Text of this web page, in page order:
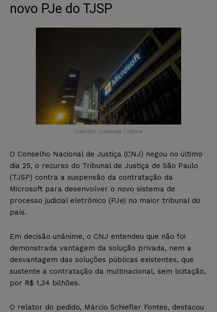
novo PJe do TJSP
Créditos: Lukassek | iStock
O Conselho Nacional de Justiça (CNJ) negou no último
dia 25, o recurso do Tribunal de Justiça de São Paulo
(TJSP) contra a suspensão da contratação da
Microsoft para desenvolver o novo sistema de
processo judicial eletrônico (PJe) no maior tribunal do
país.
Em decisão unânime, o CNJ entendeu que não foi
demonstrada vantagem da solução privada, nem a
desvantagem das soluções públicas existentes, que
sustente a contratação da multinacional, sem licitação,
por R$ 1,34 bilhões.
O relator do pedido, Márcio Schiefler Fontes, destacou